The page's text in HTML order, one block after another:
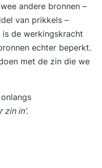
andere bronnen –
van prikkels –
de werkingskracht
echter beperkt.
met de zin die we
zin in’.